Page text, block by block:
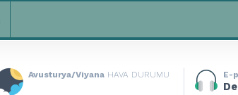
Avusturya/Viyana HAVA DURUMU E-